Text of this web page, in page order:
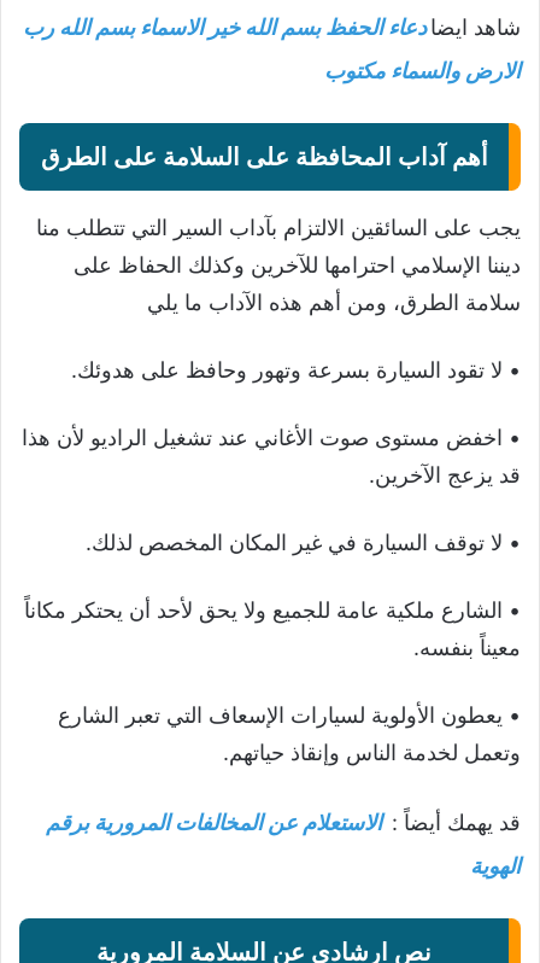
شاهد ايضادعاء الحفظ بسم الله خير الاسماء بسم الله رب
الارض والسماء مكتوب
أهم آداب المحافظة على السلامة على الطرق
يجب على السائقين الالتزام بآداب السير التي تتطلب منا
ديننا الإسلامي احترامها للآخرين وكذلك الحفاظ على
سلامة الطرق، ومن أهم هذه الآداب ما يلي
• لا تقود السيارة بسرعة وتهور وحافظ على هدوئك.
• اخفض مستوى صوت الأغاني عند تشغيل الراديو لأن هذا
قد يزعج الآخرين.
• لا توقف السيارة في غير المكان المخصص لذلك.
• الشارع ملكية عامة للجميع ولا يحق لأحد أن يحتكر مكاناً
معيناً بنفسه.
• يعطون الأولوية لسيارات الإسعاف التي تعبر الشارع
وتعمل لخدمة الناس وإنقاذ حياتهم.
قد يهمك أيضاً : الاستعلام عن المخالفات المرورية برقم
الهوية
نص ارشادي عن السلامة المرورية